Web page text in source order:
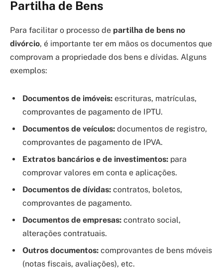
Partilha de Bens
Para facilitar o processo de partilha de bens no
divórcio, é importante ter em mãos os documentos que
comprovam a propriedade dos bens e dívidas. Alguns
exemplos:
Documentos de imóveis: escrituras, matrículas,
comprovantes de pagamento de IPTU.
Documentos de veículos: documentos de registro,
comprovantes de pagamento de IPVA.
Extratos bancários e de investimentos: para
comprovar valores em conta e aplicações.
Documentos de dívidas: contratos, boletos,
comprovantes de pagamento.
Documentos de empresas: contrato social,
alterações contratuais.
Outros documentos: comprovantes de bens móveis
(notas fiscais, avaliações), etc.